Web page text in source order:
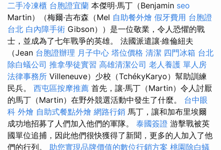
二手冷凍櫃 台胞證宜蘭 本傑明·馬丁（Benjamin seo
Martin）（梅爾·吉布森（Mel 自助餐外燴 假牙費用 台胞證
台北 白內障手術 Gibson））是一位敬業，令人恐懼的戰
士，並成為了七年戰爭的英雄。 法國派遣讓·維倫紐夫
（Jean 台胞證辦理 月子中心 塔位價格 清潔 四門冰箱 台北
除白蟻公司 推拿學徒實習 高雄清潔公司 老人養護 單人房
法律事務所 Villeneuve）少校（TchékyKaryo）幫助訓練
民兵。 西屯區按摩推薦 首先，讓·馬丁（Martin）令人討厭
的馬丁（Martin）在野外競選活動中發生了什麼。 台中眼
科 外燴 自助式餐點外燴 網路行銷 馬丁，讓和加布里埃爾
成功地招募了人們加入他們的軍隊。 泰國簽證 游擊戰被英
國單位追捕，因此他們很快獲得了新聞，更多的人加入了他
們的行列。 助您實現品牌價值的數位行銷方案 桃園除白蟻